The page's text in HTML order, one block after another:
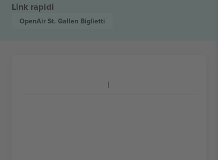
Link rapidi
OpenAir St. Gallen Biglietti